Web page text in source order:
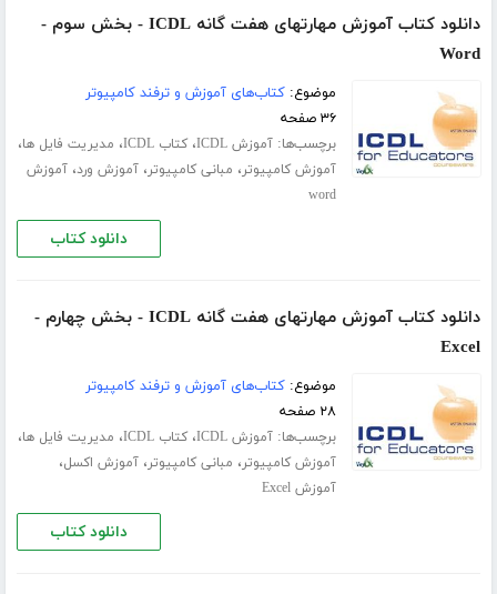
دانلود کتاب آموزش مهارتهای هفت گانه ICDL - بخش سوم -
Word
موضوع:کتاب‌های آموزش و ترفند کامپیوتر
۳۶ صفحه
برچسب‌ها:آموزش ICDL ،کتاب ICDL ، مدیریت فایل ها،
آموزش کامپیوتر، مبانی کامپیوتر،آموزش ورد،آموزش
word
دانلود کتاب
دانلود کتاب آموزش مهارتهای هفت گانه ICDL - بخش چهارم -
Excel
موضوع:کتاب‌های آموزش و ترفند کامپیوتر
۲۸ صفحه
برچسب‌ها:آموزش ICDL ،کتاب ICDL ، مدیریت فایل ها،
آموزش کامپیوتر، مبانی کامپیوتر،آموزش اکسل،
آموزش Excel
دانلود کتاب